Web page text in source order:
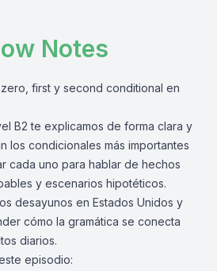
Notes
first y second conditional en
B2 te explicamos de forma clara y
los condicionales más importantes
cada uno para hablar de hechos
y escenarios hipotéticos.
desayunos en Estados Unidos y
cómo la gramática se conecta
diarios.
episodio: